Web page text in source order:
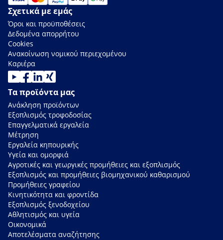
Σχετικά με εμάς
Όροι και προϋποθέσεις
Δεδομένα απορρήτου
Cookies
Ανακοίνωση νομικού περιεχομένου
Καριέρα
Τα προϊόντα μας
Ανάκληση προϊόντων
Εξοπλισμός τροφοδοσίας
Επαγγελματικά εργαλεία
Μέτρηση
Εργαλεία κηπουρικής
Υγεία και ομορφιά
Αγροτικές και γεωργικές προμήθειες και εξοπλισμός
Εξοπλισμός και προμήθειες βιομηχανικού καθαρισμού
Προμήθειες γραφείου
Κινητικότητα και φροντίδα
Εξοπλισμός ξενοδοχείου
Αθλητισμός και υγεία
Οικονομικά
Αποτελέσματα αναζήτησης